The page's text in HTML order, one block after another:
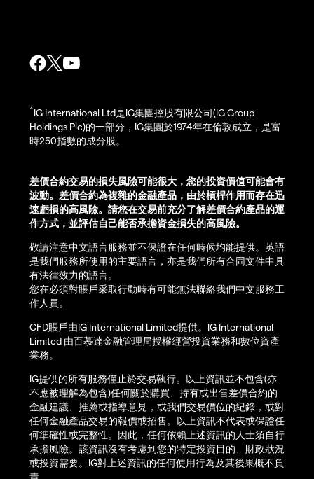
^IG International Ltd是IG集團控股有限公司(IG Group
Holdings Plc)的一部分，IG集團於1974年在倫敦成立，是富
時250指數的成分股。
差價合約交易的損失風險可能很大，您的投資價值可能會有
波動。差價合約為複雜的金融產品，由於槓桿作用而存在迅
速虧損的高風險。請您在交易前充分了解差價合約產品的運
作方式，並評估自己能否承擔資金損失的高風險。
敬請注意中文語言服務並不保證在任何時候均能提供。英語
是我們服務所使用的主要語言，亦是我們所有合同文件中具
有法律效力的語言。
您在必須對賬戶采取行動時有可能無法聯絡我們中文服務工
作人員。
CFD賬戶由IG International Limited提供。IG International
Limited 由百慕達金融管理局授權經營投資業務和數位資產
業務。
IG提供的所有服務僅止於交易執行。以上資訊並不包含(亦
不應被理解為包含)任何關於購買、持有或出售差價合約的
金融建議、推薦或指導意見，或我們交易價位的紀錄，或對
任何金融產品交易的報價或招售。以上資訊不代表或保證任
何準確性或完整性。因此，任何依賴上述資訊的人士須自行
承擔風險。該資訊沒有考慮到您的特定投資目的、財政狀況
或投資需要。IG對上述資訊的任何使用行為及其後果概不負